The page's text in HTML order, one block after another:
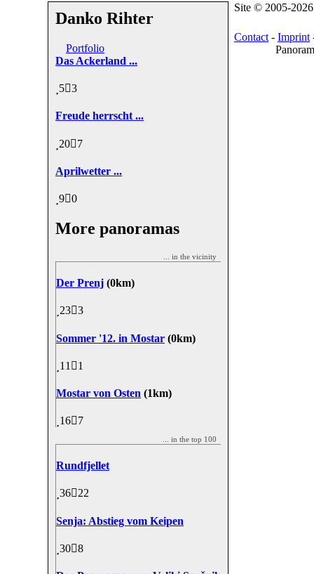
Danko Rihter
Portfolio
Das Ackerland ...
5 3
Freude herrscht ...
20 7
Aprilwetter ...
9 0
More panoramas
... in the vicinity
Der Prenj (0km)
23 3
Sommer '12. in Mostar (0km)
11 1
Mostar von Osten (1km)
16 7
... in the top 100
Rundfjellet
36 22
Senja: Abstieg vom Keipen
30 8
Site © 2005-
Contact - Imprint